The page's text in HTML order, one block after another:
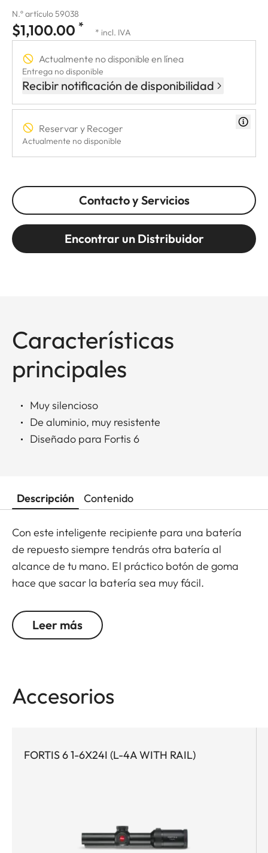
N.º artículo 59038
$1,100.00 * * incl. IVA
Actualmente no disponible en línea
Entrega no disponible
Recibir notificación de disponibilidad
Reservar y Recoger
Actualmente no disponible
Contacto y Servicios
Encontrar un Distribuidor
Características
principales
Muy silencioso
De aluminio, muy resistente
Diseñado para Fortis 6
Descripción Contenido
Con este inteligente recipiente para una batería
de repuesto siempre tendrás otra batería al
alcance de tu mano. El práctico botón de goma
hace que sacar la batería sea muy fácil.
Leer más
Accesorios
FORTIS 6 1-6X24I (L-4A WITH RAIL)